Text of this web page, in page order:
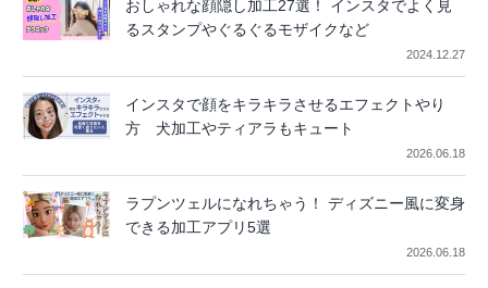
おしゃれな顔隠し加工27選！ インスタでよく見
るスタンプやぐるぐるモザイクなど
2024.12.27
インスタで顔をキラキラさせるエフェクトやり
方 犬加工やティアラもキュート
2026.06.18
ラプンツェルになれちゃう！ ディズニー風に変身
できる加工アプリ5選
2026.06.18